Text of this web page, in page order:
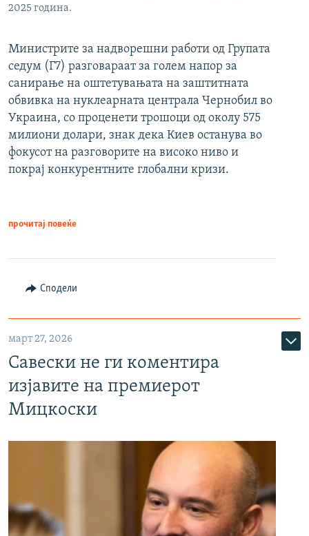
2025 година.
Министрите за надворешни работи од Групата
седум (Г7) разговараат за голем напор за
санирање на оштетувањата на заштитната
обвивка на нуклеарната централа Чернобил во
Украина, со проценети трошоци од околу 575
милиони долари, знак дека Киев останува во
фокусот на разговорите на високо ниво и
покрај конкурентните глобални кризи.
прочитај повеќе
Сподели
март 27, 2026
Савески не ги коментира
изјавите на премиерот
Мицкоски